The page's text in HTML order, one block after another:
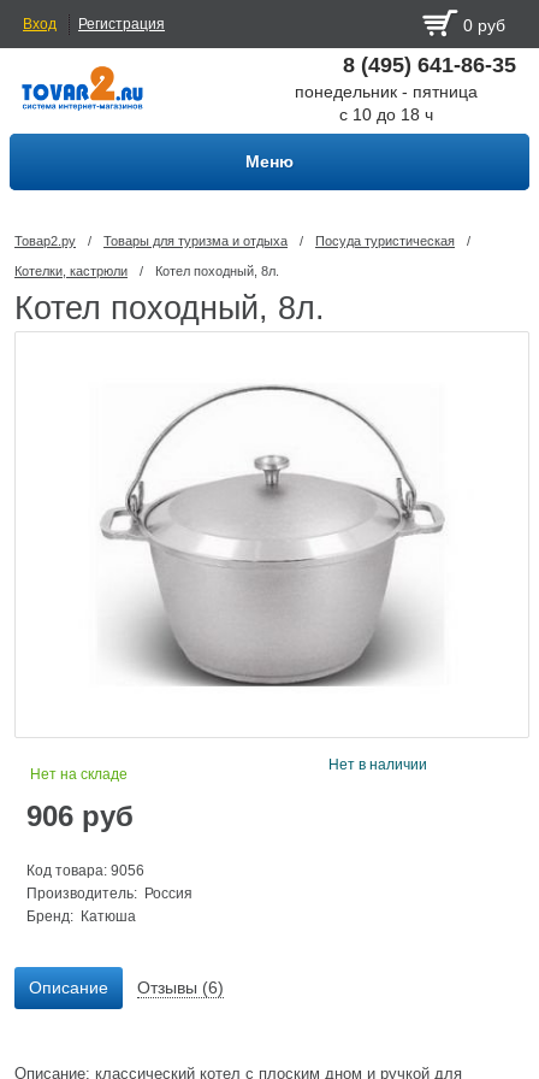
Вход Регистрация 0 руб
8 (495) 641-86-35
понедельник - пятница
с 10 до 18 ч
Меню
Товар2.ру / Товары для туризма и отдыха / Посуда туриcтическая /
Котелки, кастрюли / Котел походный, 8л.
Котел походный, 8л.
Нет на складе
906 руб
Код товара: 9056
Производитель: Россия
Бренд: Катюша
Нет в наличии
Описание Отзывы (6)
Описание: классический котел с плоским дном и ручкой для